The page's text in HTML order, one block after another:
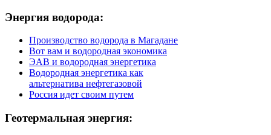
Энергия водорода:
Производство водорода в Магадане
Вот вам и водородная экономика
ЭАВ и водородная энергетика
Водородная энергетика как
альтернатива нефтегазовой
Россия идет своим путем
Геотермальная энергия: